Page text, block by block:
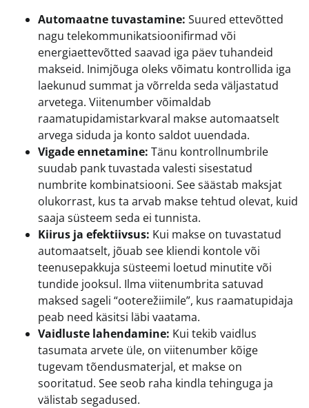
Automaatne tuvastamine: Suured ettevõtted
nagu telekommunikatsioonifirmad või
energiaettevõtted saavad iga päev tuhandeid
makseid. Inimjõuga oleks võimatu kontrollida iga
laekunud summat ja võrrelda seda väljastatud
arvetega. Viitenumber võimaldab
raamatupidamistarkvaral makse automaatselt
arvega siduda ja konto saldot uuendada.
Vigade ennetamine: Tänu kontrollnumbrile
suudab pank tuvastada valesti sisestatud
numbrite kombinatsiooni. See säästab maksjat
olukorrast, kus ta arvab makse tehtud olevat, kuid
saaja süsteem seda ei tunnista.
Kiirus ja efektiivsus: Kui makse on tuvastatud
automaatselt, jõuab see kliendi kontole või
teenusepakkuja süsteemi loetud minutite või
tundide jooksul. Ilma viitenumbrita satuvad
maksed sageli “ooterežiimile”, kus raamatupidaja
peab need käsitsi läbi vaatama.
Vaidluste lahendamine: Kui tekib vaidlus
tasumata arvete üle, on viitenumber kõige
tugevam tõendusmaterjal, et makse on
sooritatud. See seob raha kindla tehinguga ja
välistab segadused.